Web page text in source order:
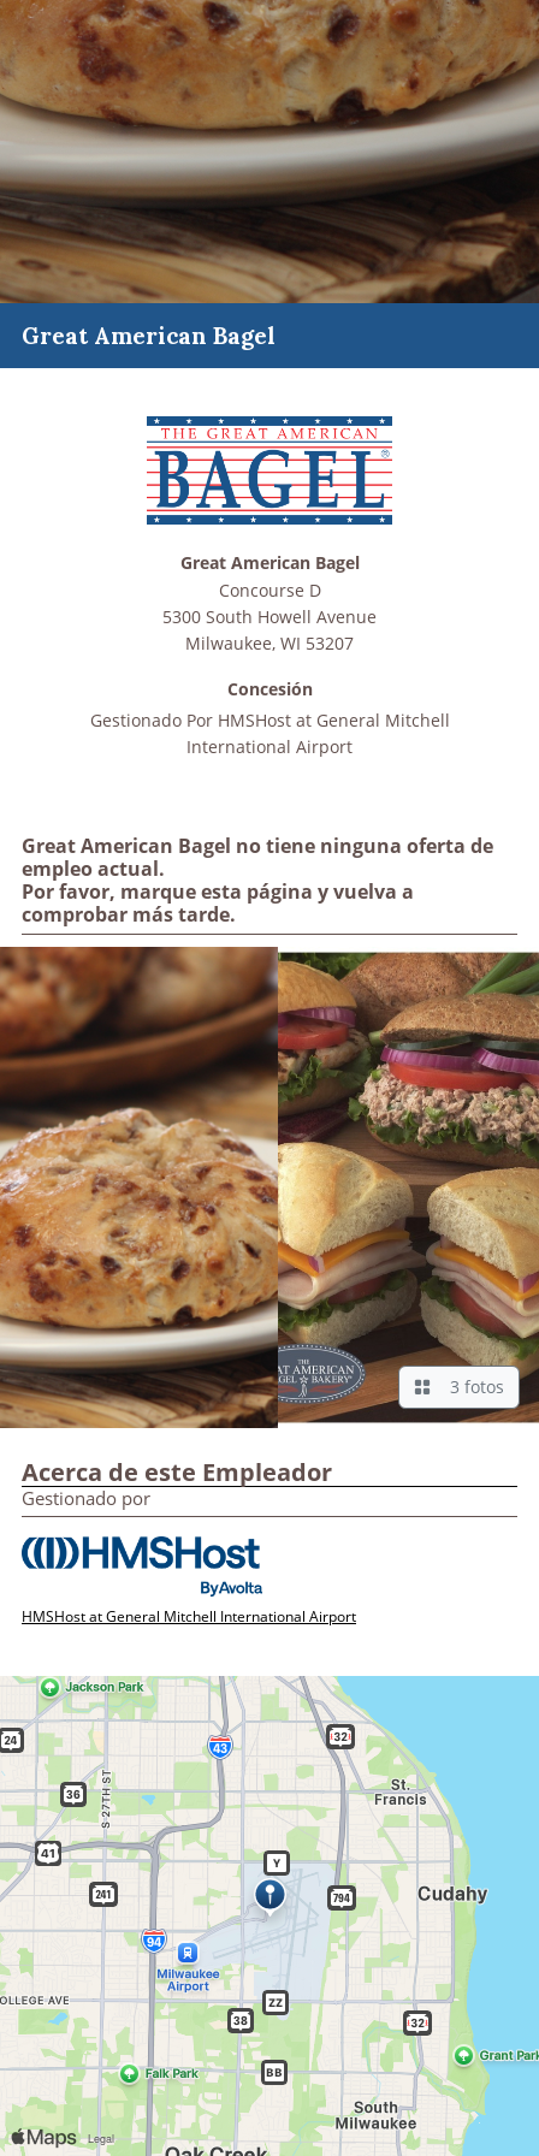
Great American Bagel
Great American Bagel no tiene ninguna oferta de
empleo actual.
Por favor, marque esta página y vuelva a
comprobar más tarde.
Great American Bagel
Concourse D
5300 South Howell Avenue
Milwaukee, WI 53207
Concesión
Gestionado Por HMSHost at General Mitchell
International Airport
3 fotos
Acerca de este Empleador
Gestionado por
HMSHost at General Mitchell International Airport